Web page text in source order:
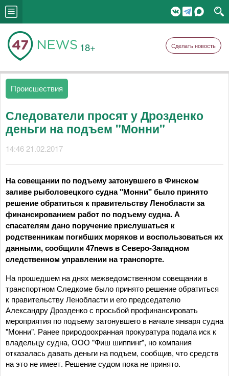
18+ Сделать новость
Происшествия
Следователи просят у Дрозденко
деньги на подъем "Монни"
14:46 21.02.2017
На совещании по подъему затонувшего в Финском
заливе рыболовецкого судна "Монни" было принято
решение обратиться к правительству Ленобласти за
финансированием работ по подъему судна. А
спасателям дано поручение прислушаться к
родственникам погибших моряков и воспользоваться их
данными, сообщили 47news в Северо-Западном
следственном управлении на транспорте.
На прошедшем на днях межведомственном совещании в
транспортном Следкоме было принято решение обратиться
к правительству Ленобласти и его председателю
Александру Дрозденко с просьбой профинансировать
мероприятия по подъему затонувшего в начале января судна
"Монни". Ранее природоохранная прокуратура подала иск к
владельцу судна, ООО "Фиш шиппинг", но компания
отказалась давать деньги на подъем, сообщив, что средств
на это не имеет. Решение судом пока не принято.